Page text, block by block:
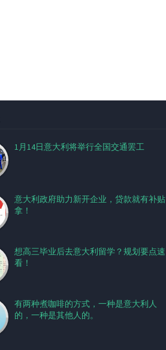
1月14日意大利将举行全国交通罢工
意大利政府助力新开企业，贷款就有补贴
拿！
想高三毕业后去意大利留学？规划要点速
看！
有两种煮咖啡的方式，一种是意大利人
的，一种是其他人的。